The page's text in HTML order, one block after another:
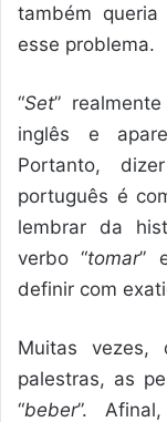
também
esse problema.
“Set”
inglês e
Portanto,
português é
lembrar da
verbo “tomar”
definir com
Muitas vezes,
palestras, as
“beber”.